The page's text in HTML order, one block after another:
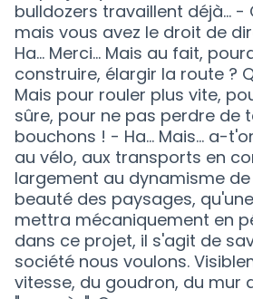
bulldozers travaillent déjà... -
mais vous avez le droit de
Ha... Merci... Mais au fait,
construire, élargir la route ?
Mais pour rouler plus vite,
sûre, pour ne pas perdre de
bouchons ! - Ha... Mais... a-
au vélo, aux transports en
largement au dynamisme
beauté des paysages,
mettra mécaniquement en
dans ce projet, il s'agit de
société nous voulons.
vitesse, du goudron, du mur